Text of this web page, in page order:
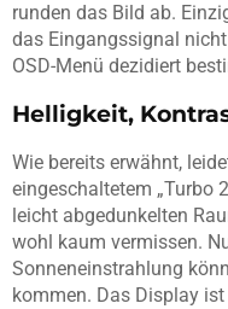
runden das Bild ab.
das Eingangssignal
OSD-Menü dezidiert
Helligkeit,
Wie bereits erwähnt,
eingeschaltetem „Turbo
leicht abgedunkelten
wohl kaum vermissen.
Sonneneinstrahlung
kommen. Das Display